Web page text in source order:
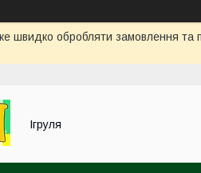
швидко обробляти замовлення та
Ігруля